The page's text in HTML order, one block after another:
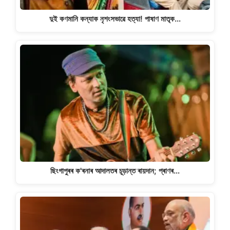
দুই কণমানি কন্যাক নৃশংসভাৱে হত্যা! পাষাণ মাতৃক…
ছিংগাপুৰৰ ক'ৰনাৰ আদালতৰ চূড়ান্ত ৰায়দান; প্ৰাণৰ…